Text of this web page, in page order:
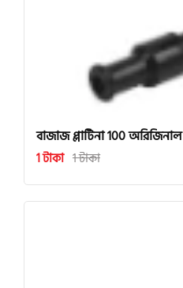
বাজাজ প্লাটিনা 100 অরিজিনাল
1 টাকা 1 টাকা